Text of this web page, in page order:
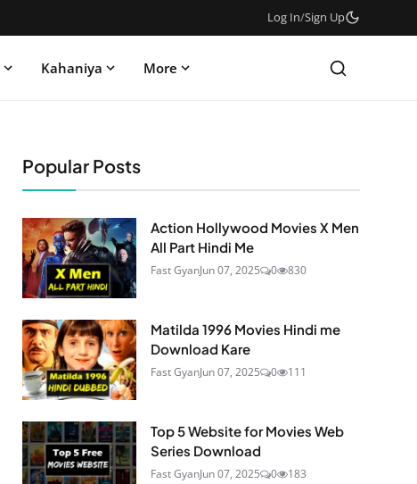
Log In/Sign Up
Kahaniya More
Popular Posts
Action Hollywood Movies X Men
All Part Hindi Me
Fast GyanJun 07, 2025 0 830
Matilda 1996 Movies Hindi me
Download Kare
Fast GyanJun 07, 2025 0 111
Top 5 Website for Movies Web
Series Download
Fast GyanJun 07, 2025 0 183